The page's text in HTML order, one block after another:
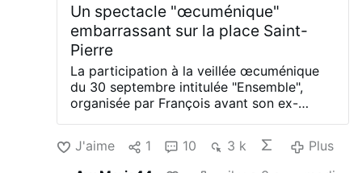
Un spectacle "œcuménique"
embarrassant sur la place Saint-
Pierre
La participation à la veillée œcuménique
du 30 septembre intitulée "Ensemble",
organisée par François avant son ex-
La place Saint-Pierre
était littéralement vide (voir la vidéo ci-
dessous). Même le premier secteur n'était
J'aime 1 10 3 k
Plus